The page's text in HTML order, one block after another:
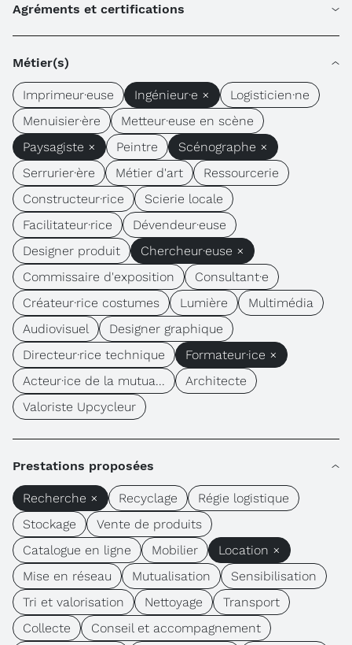
Agréments et certifications
Métier(s)
Imprimeur·euse Ingénieur·e ×
Logisticien·ne
Menuisier·ère
Metteur·euse en scène
Paysagiste ×
Peintre
Scénographe ×
Serrurier·ère
Métier d'art
Ressourcerie
Constructeur·rice
Scierie locale
Facilitateur·rice
Dévendeur·euse
Designer produit
Chercheur·euse ×
Commissaire d'exposition
Consultant·e
Créateur·rice costumes
Lumière
Multimédia
Audiovisuel
Designer graphique
Directeur·rice technique
Formateur·ice ×
Acteur·ice de la mutua...
Architecte
Valoriste Upcycleur
Prestations proposées
Recherche × Recyclage
Régie logistique
Stockage
Vente de produits
Catalogue en ligne
Mobilier
Location ×
Mise en réseau
Mutualisation
Sensibilisation
Tri et valorisation
Nettoyage
Transport
Collecte
Conseil et accompagnement